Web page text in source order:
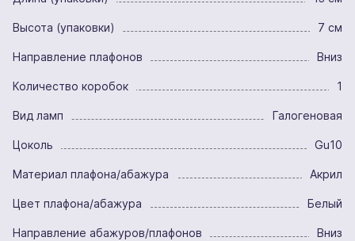
Высота (упаковки) 7 см
Направление плафонов Вниз
Количество коробок 1
Вид ламп Галогеновая
Цоколь Gu10
Материал плафона/абажура Акрил
Цвет плафона/абажура Белый
Направление абажуров/плафонов Вниз